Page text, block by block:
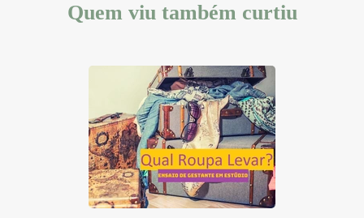
Quem viu também curtiu